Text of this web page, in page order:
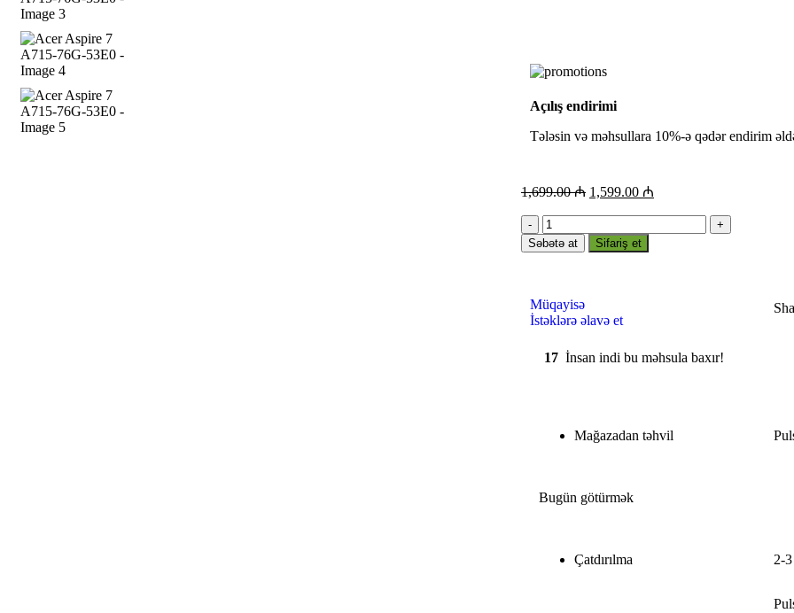
Açılış endirimi
Tələsin və məhsullara 10%-ə qədər endirim
1,699.00₼ 1,599.00 ₼
Səbətə at Sifariş et
Müqayisə
İstəklərə əlavə et
17 İnsan indi bu məhsula baxır!
Mağazadan təhvil
Bugün götürmək
Çatdırılma 2-